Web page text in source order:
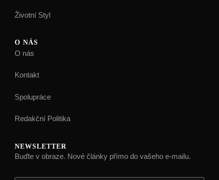
Životní Styl
O NÁS
O nás
Kontakt
Spolupráce
Redakční Politika
NEWSLETTER
Buďte v obraze. Nové články přímo do vašeho e-mailu.